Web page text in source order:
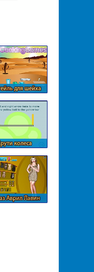
для шейха
колеса
Аврил Лавин